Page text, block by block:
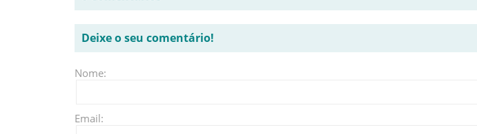
Deixe o seu comentário!
Nome:
Email: